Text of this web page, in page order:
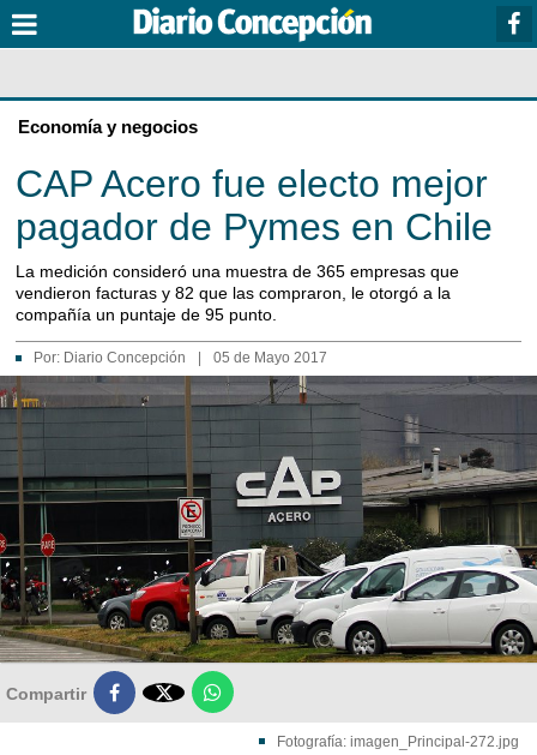
Economía y negocios
CAP Acero fue electo mejor
pagador de Pymes en Chile
La medición consideró una muestra de 365 empresas que
vendieron facturas y 82 que las compraron, le otorgó a la
compañía un puntaje de 95 punto.
Por: Diario Concepción 05 de Mayo 2017
Compartir 
Fotografía: imagen_Principal-272.jpg